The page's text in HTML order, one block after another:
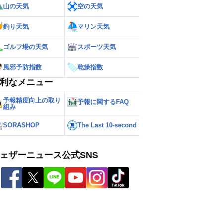
山の天気 空の天気
釣り天気 マリン天気
ゴルフ場の天気 スポーツ天気
風邪予防指数 乾燥指数
なメニュー
予報精度向上の取り
組み
予報に関するFAQ
SORASHOP The Last 10-second
ザーニュース公式SNS